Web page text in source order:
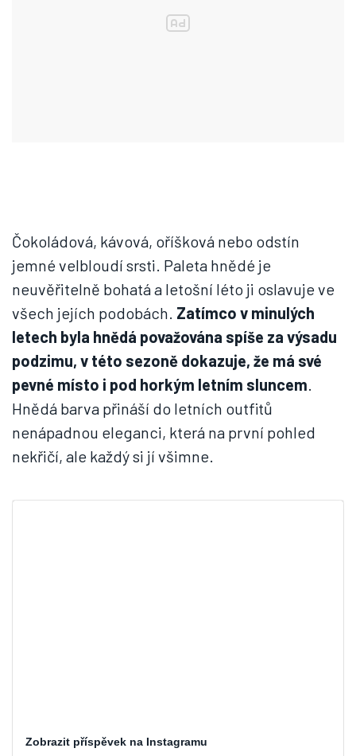
Čokoládová, kávová, oříšková nebo odstín
jemné velbloudí srsti. Paleta hnědé je
neuvěřitelně bohatá a letošní léto ji oslavuje ve
všech jejích podobách. Zatímco v minulých
letech byla hnědá považována spíše za výsadu
podzimu, v této sezoně dokazuje, že má své
pevné místo i pod horkým letním sluncem.
Hnědá barva přináší do letních outfitů
nenápadnou eleganci, která na první pohled
nekřičí, ale každý si jí všimne.
Zobrazit příspěvek na Instagramu